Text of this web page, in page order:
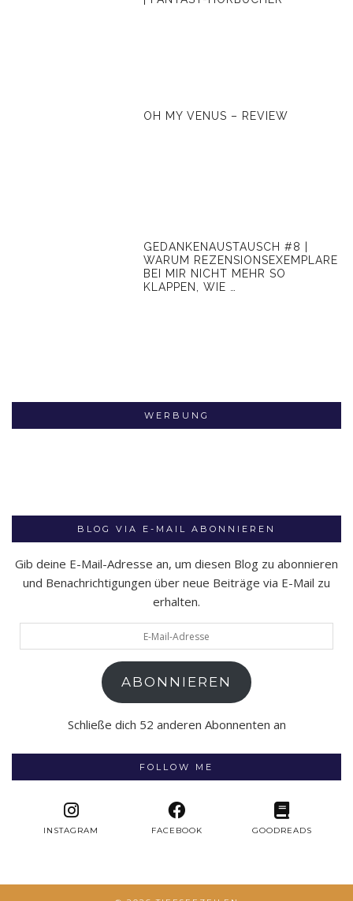
OH MY VENUS – REVIEW
GEDANKENAUSTAUSCH #8 |
WARUM REZENSIONSEXEMPLARE
BEI MIR NICHT MEHR SO
KLAPPEN, WIE …
WERBUNG
BLOG VIA E-MAIL ABONNIEREN
Gib deine E-Mail-Adresse an, um diesen Blog zu abonnieren
und Benachrichtigungen über neue Beiträge via E-Mail zu
erhalten.
Mail-
ABONNIEREN
Schließe dich 52 anderen Abonnenten an
FOLLOW ME
INSTAGRAM FACEBOOK GOODREADS